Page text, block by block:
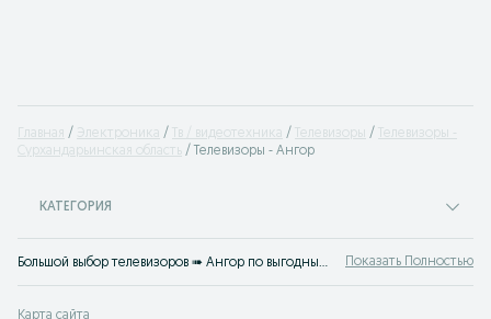
Главная Электроника Тв / видеотехника Телевизоры
Телевизоры -
Сурхандарьинская область
Телевизоры - Ангор
КАТЕГОРИЯ
Большой выбор телевизоров ➠ Ангор по выгодным ценам на OLX.uz Ангор. Модели с плоским экраном, различными диагоналями и типом матрицы, как новые так и б/у — лучший выбор на OLX.uz! Показать Полностью
Карта сайта